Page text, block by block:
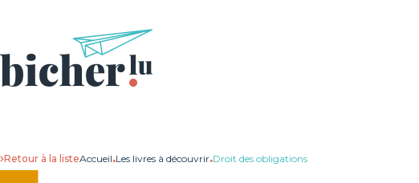
Retour à la listeAccueil.Les livres à découvrir.Droit des obligations